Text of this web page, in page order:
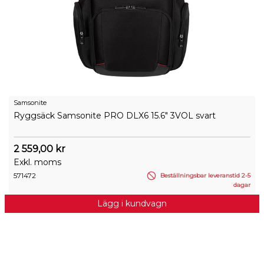
Samsonite
Ryggsäck Samsonite PRO DLX6 15.6" 3VOL svart
2 559,00 kr
Exkl. moms
571472
Beställningsbar leveranstid 2-5
dagar
Lägg i kundvagn